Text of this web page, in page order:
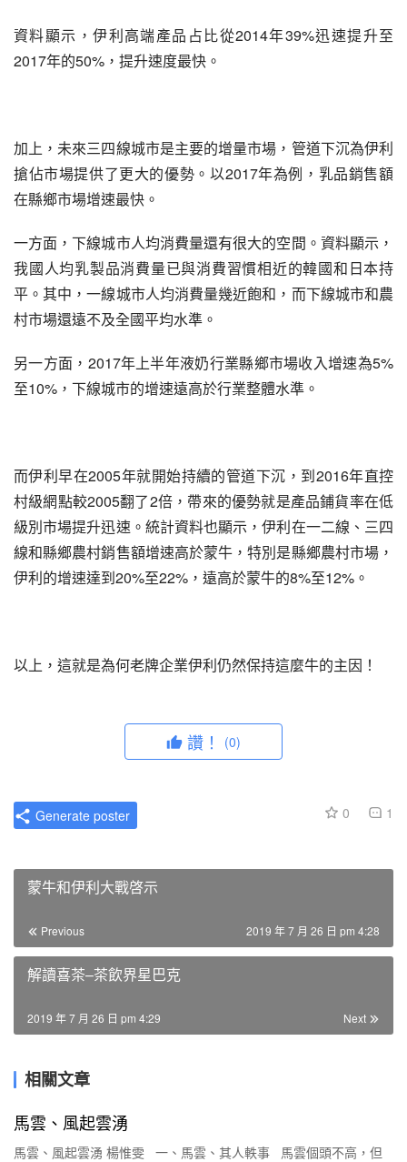
資料顯示，伊利高端產品占比從2014年39%迅速提升至
2017年的50%，提升速度最快。
加上，未來三四線城市是主要的增量市場，管道下沉為伊利
搶佔市場提供了更大的優勢。以2017年為例，乳品銷售額
在縣鄉市場增速最快。
一方面，下線城市人均消費量還有很大的空間。資料顯示，
我國人均乳製品消費量已與消費習慣相近的韓國和日本持
平。其中，一線城市人均消費量幾近飽和，而下線城市和農
村市場還遠不及全國平均水準。
另一方面，2017年上半年液奶行業縣鄉市場收入增速為5%
至10%，下線城市的增速遠高於行業整體水準。
而伊利早在2005年就開始持續的管道下沉，到2016年直控
村級網點較2005翻了2倍，帶來的優勢就是產品鋪貨率在低
級別市場提升迅速。統計資料也顯示，伊利在一二線、三四
線和縣鄉農村銷售額增速高於蒙牛，特別是縣鄉農村市場，
伊利的增速達到20%至22%，遠高於蒙牛的8%至12%。
以上，這就是為何老牌企業伊利仍然保持這麼牛的主因！
讚！ (0)
0 1
Generate poster
蒙牛和伊利大戰啓示
Previous 2019 年 7 月 26 日 pm 4:28
解讀喜茶–茶飲界星巴克
Next
2019 年 7 月 26 日 pm 4:29
相關文章
馬雲、風起雲湧
馬雲、風起雲湧 楊惟雯 一、馬雲、其人軼事 馬雲個頭不高，但